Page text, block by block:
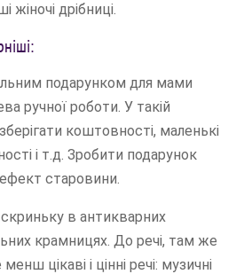
жіночі дрібниці.
подарунком для мами
ручної роботи. У такій
коштовності, маленькі
і т.д. Зробити подарунок
старовини.
в антикварних
крамницях. До речі, там же
цікаві і цінні речі: музичні